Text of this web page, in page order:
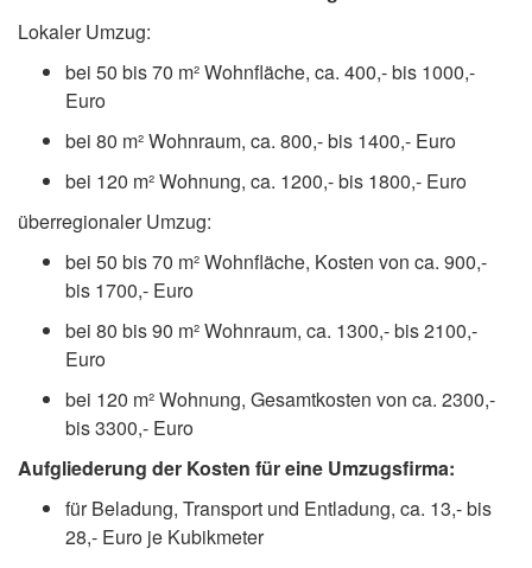
Lokaler Umzug:
bei 50 bis 70 m² Wohnfläche, ca. 400,- bis 1000,-
Euro
bei 80 m² Wohnraum, ca. 800,- bis 1400,- Euro
bei 120 m² Wohnung, ca. 1200,- bis 1800,- Euro
überregionaler Umzug:
bei 50 bis 70 m² Wohnfläche, Kosten von ca. 900,-
bis 1700,- Euro
bei 80 bis 90 m² Wohnraum, ca. 1300,- bis 2100,-
Euro
bei 120 m² Wohnung, Gesamtkosten von ca. 2300,-
bis 3300,- Euro
Aufgliederung der Kosten für eine Umzugsfirma:
für Beladung, Transport und Entladung, ca. 13,- bis
28,- Euro je Kubikmeter